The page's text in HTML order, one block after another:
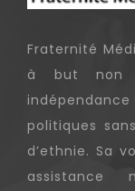
Fraternité
à but non
politiques
d’ethnie. Sa
assistance